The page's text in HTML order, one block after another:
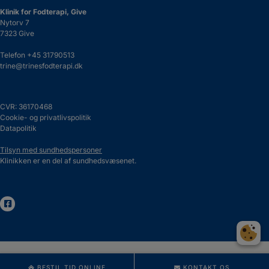
Klinik for Fodterapi, Give
Nytorv 7
7323 Give
Telefon +45 31790513
trine@trinesfodterapi.dk
CVR: 36170468
Cookie- og privatlivspolitik
Datapolitik
Tilsyn med sundhedspersoner
Klinikken er en del af sundhedsvæsenet.
BESTIL TID ONLINE KONTAKT OS